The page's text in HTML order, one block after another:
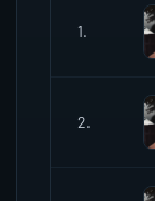
1.
2.